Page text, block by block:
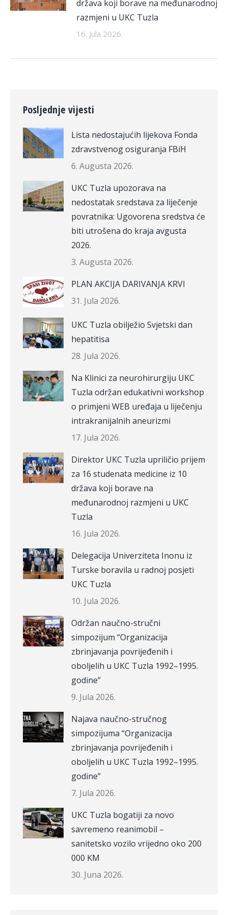
država koji borave na međunarodnoj
razmjeni u UKC Tuzla
16. Jula 2026.
Posljednje vijesti
Lista nedostajućih lijekova Fonda
zdravstvenog osiguranja FBiH
6. Augusta 2026.
UKC Tuzla upozorava na
nedostatak sredstava za liječenje
povratnika: Ugovorena sredstva će
biti utrošena do kraja avgusta
2026.
3. Augusta 2026.
PLAN AKCIJA DARIVANJA KRVI
31. Jula 2026.
UKC Tuzla obilježio Svjetski dan
hepatitisa
28. Jula 2026.
Na Klinici za neurohirurgiju UKC
Tuzla održan edukativni workshop
o primjeni WEB uređaja u liječenju
intrakranijalnih aneurizmi
17. Jula 2026.
Direktor UKC Tuzla upriličio prijem
za 16 studenata medicine iz 10
država koji borave na
međunarodnoj razmjeni u UKC
Tuzla
16. Jula 2026.
Delegacija Univerziteta Inonu iz
Turske boravila u radnoj posjeti
UKC Tuzla
10. Jula 2026.
Održan naučno-stručni
simpozijum “Organizacija
zbrinjavanja povrijeđenih i
oboljelih u UKC Tuzla 1992–1995.
godine”
9. Jula 2026.
Najava naučno-stručnog
simpozijuma “Organizacija
zbrinjavanja povrijeđenih i
oboljelih u UKC Tuzla 1992–1995.
godine”
7. Jula 2026.
UKC Tuzla bogatiji za novo
savremeno reanimobil –
sanitetsko vozilo vrijedno oko 200
000 KM
30. Juna 2026.